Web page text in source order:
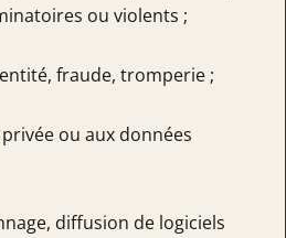
ou violents ;
fraude, tromperie ;
ou aux données
diffusion de logiciels